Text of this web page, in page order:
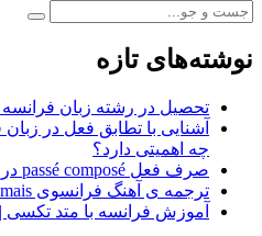
نوشته‌های تازه
تحصیل در رشته زبان فرانسه
آشنایی با تطابق فعل در
چه اهمیتی دارد؟
صرف فعل passé composé در فرانسه |گرامر فرانسه
ترجمه ی آهنگ فرانسوی toi jamais | از Catherine Deneuve
آموزش فرانسه با متد تکسی